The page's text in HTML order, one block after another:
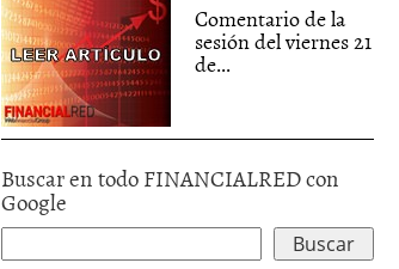
Comentario de la
sesión del viernes 21
de...
Buscar en todo FINANCIALRED con
Google